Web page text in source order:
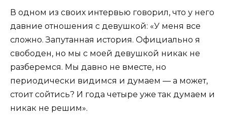
В одном из своих интервью говорил, что у него
давние отношения с девушкой: «У меня все
сложно. Запутанная история. Официально я
свободен, но мы с моей девушкой никак не
разберемся. Мы давно не вместе, но
периодически видимся и думаем — а может,
стоит сойтись? И года четыре уже так думаем и
никак не решим».